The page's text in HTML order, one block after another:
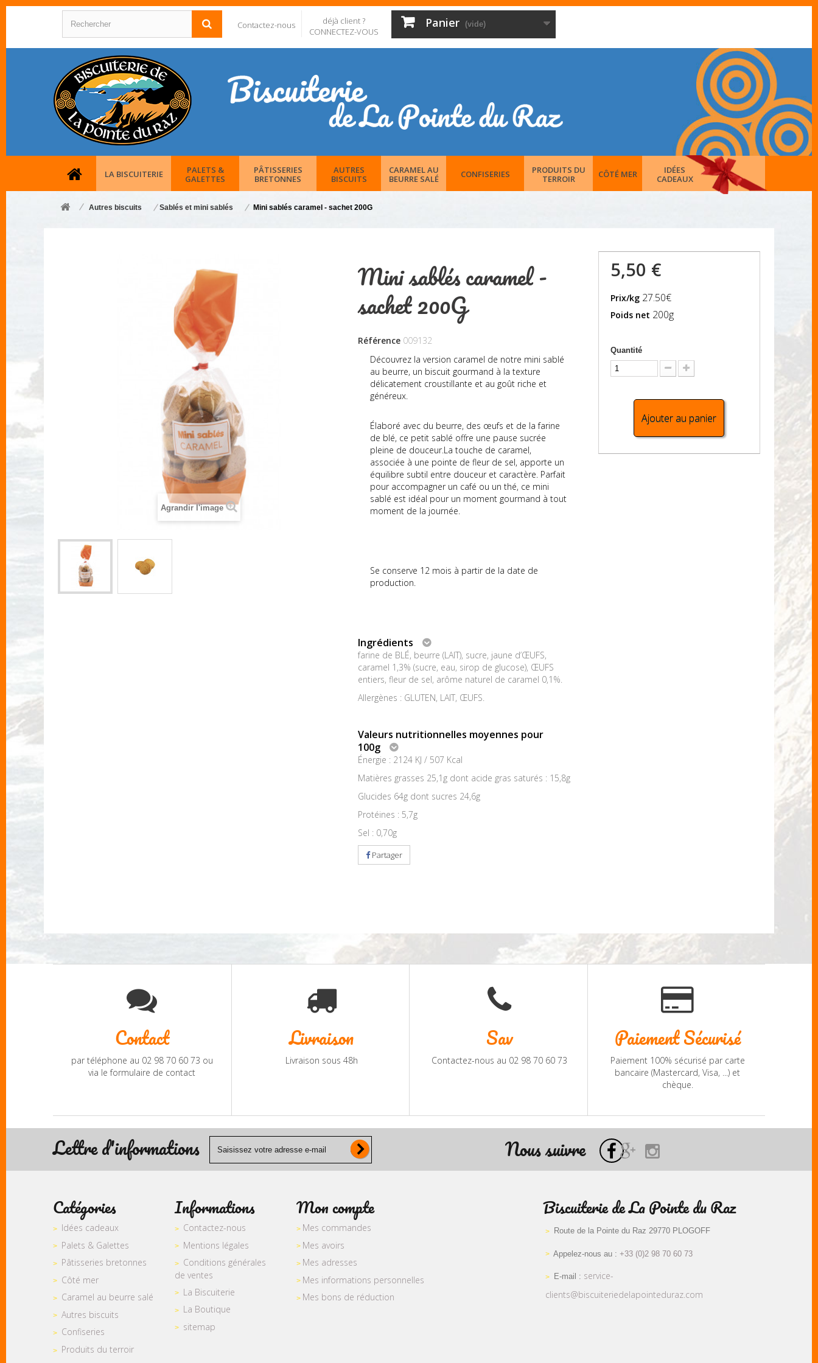
Contactez-nous
déjà client ?
CONNECTEZ-VOUS
Panier (vide)
LA BISCUITERIE
PALETS &
GALETTES
PÂTISSERIES
BRETONNES
AUTRES
BISCUITS
CARAMEL AU
BEURRE SALÉ
CONFISERIES
PRODUITS DU
TERROIR
CÔTÉ MER
IDÉES
CADEAUX
Autres biscuits Sablés et mini sablés Mini sablés caramel - sachet 200G
Agrandir l'image
Mini sablés caramel -
sachet 200G
Référence 009132
Découvrez la version caramel de notre mini sablé
au beurre, un biscuit gourmand à la texture
délicatement croustillante et au goût riche et
généreux.
Élaboré avec du beurre, des œufs et de la farine
de blé, ce petit sablé offre une pause sucrée
pleine de douceur.La touche de caramel,
associée à une pointe de fleur de sel, apporte un
équilibre subtil entre douceur et caractère. Parfait
pour accompagner un café ou un thé, ce mini
sablé est idéal pour un moment gourmand à tout
moment de la journée.
Se conserve 12 mois à partir de la date de
production.
Ingrédients
farine de BLÉ, beurre (LAIT), sucre, jaune d’ŒUFS,
caramel 1,3% (sucre, eau, sirop de glucose), ŒUFS
entiers, fleur de sel, arôme naturel de caramel 0,1%.
Allergènes : GLUTEN, LAIT, ŒUFS.
Valeurs nutritionnelles moyennes pour
100g
Énergie : 2124 KJ / 507 Kcal
Matières grasses 25,1g dont acide gras saturés : 15,8g
Glucides 64g dont sucres 24,6g
Protéines : 5,7g
Sel : 0,70g
Partager
5,50 €
Prix/kg 27.50€
Poids net 200g
Quantité
Ajouter au panier
Contact
par téléphone au 02 98 70 60 73 ou
via le formulaire de contact
Livraison
Livraison sous 48h
Sav
Contactez-nous au 02 98 70 60 73
Paiement Sécurisé
Paiement 100% sécurisé par carte
bancaire (Mastercard, Visa, ...) et
chèque.
Lettre d'informations Nous suivre
Catégories
Idées cadeaux
Palets & Galettes
Pâtisseries bretonnes
Côté mer
Caramel au beurre salé
Autres biscuits
Confiseries
Produits du terroir
Informations
Contactez-nous
Mentions légales
Conditions générales
de ventes
La Biscuiterie
La Boutique
sitemap
Mon compte
Mes commandes
Mes avoirs
Mes adresses
Mes informations personnelles
Mes bons de réduction
Biscuiterie de La Pointe du Raz
Route de la Pointe du Raz 29770 PLOGOFF
Appelez-nous au : +33 (0)2 98 70 60 73
E-mail : service-
clients@biscuiteriedelapointeduraz.com